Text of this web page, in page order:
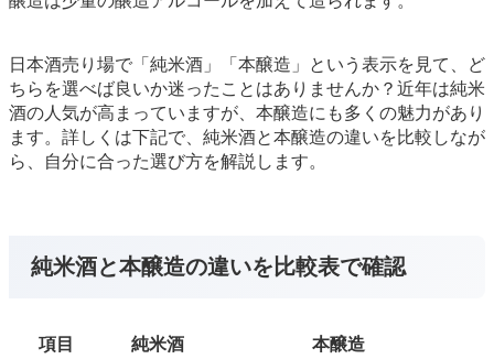
日本酒売り場で「純米酒」「本醸造」という表示を見て、ど
ちらを選べば良いか迷ったことはありませんか？近年は純米
酒の人気が高まっていますが、本醸造にも多くの魅力があり
ます。詳しくは下記で、純米酒と本醸造の違いを比較しなが
ら、自分に合った選び方を解説します。
純米酒と本醸造の違いを比較表で確認
項目 純米酒
本醸造